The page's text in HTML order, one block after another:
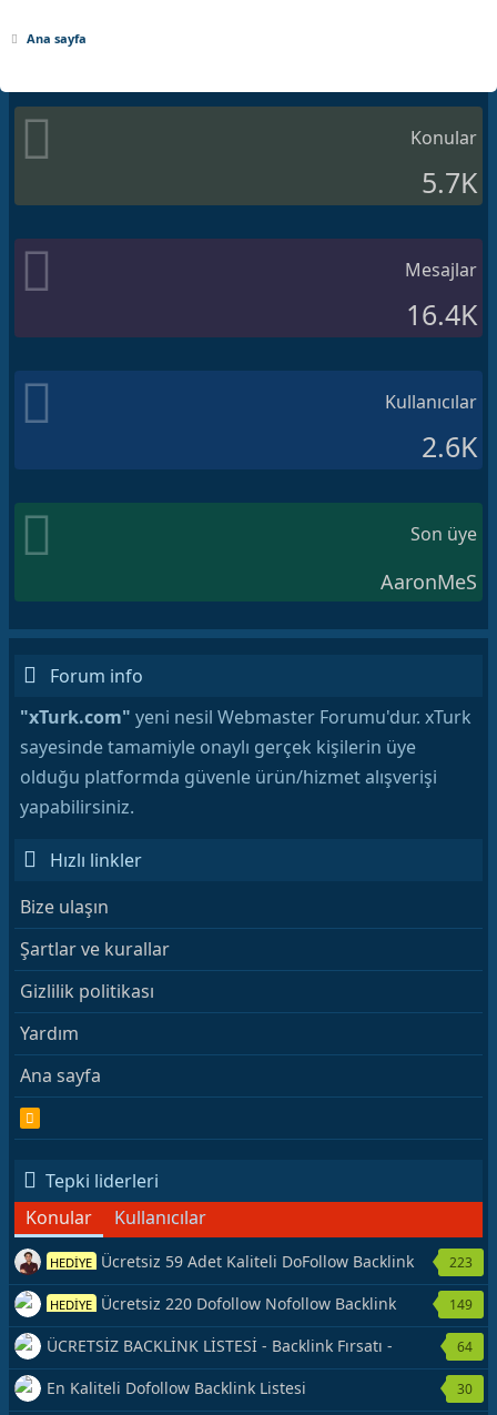
Ana sayfa
Konular
5.7K
Mesajlar
16.4K
Kullanıcılar
2.6K
Son üye
AaronMeS
Forum info
"xTurk.com" yeni nesil Webmaster Forumu'dur. xTurk
sayesinde tamamiyle onaylı gerçek kişilerin üye
olduğu platformda güvenle ürün/hizmet alışverişi
yapabilirsiniz.
Hızlı linkler
Bize ulaşın
Şartlar ve kurallar
Gizlilik politikası
Yardım
Ana sayfa
S
Tepki liderleri
Konular
Kullanıcılar
HEDİYE Ücretsiz 59 Adet Kaliteli DoFollow Backlink
Kaynağı Veriyorum.
223
HEDİYE Ücretsiz 220 Dofollow Nofollow Backlink
Veriyorum
149
ÜCRETSİZ BACKLİNK LİSTESİ - Backlink Fırsatı -
Hemen Yetiş!
64
En Kaliteli Dofollow Backlink Listesi 30